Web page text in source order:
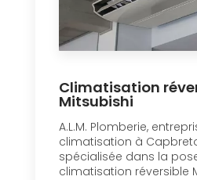
Climatisation
Mitsubishi
A.L.M. Plomberie,
climatisation à
spécialisée dans la
climatisation réversible